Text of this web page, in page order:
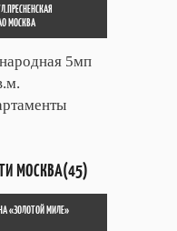
МОСКВА
5мп
МОСКВА(45)
«ЗОЛОТОЙ МИЛЕ»